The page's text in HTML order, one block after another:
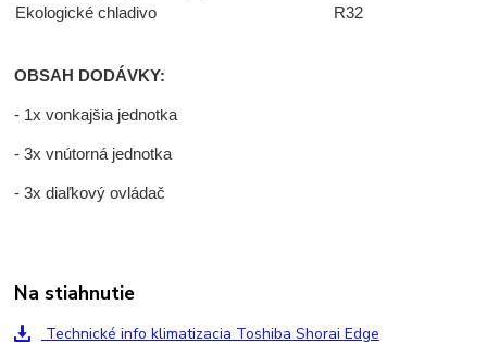
Ekologické chladivo
R32
OBSAH DODÁVKY:
- 1x vonkajšia jednotka
- 3x vnútorná jednotka
- 3x diaľkový ovládač
Na stiahnutie
Technické info klimatizacia Toshiba Shorai Edge